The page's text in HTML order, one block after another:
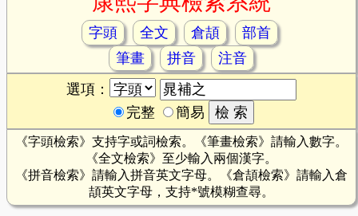
字頭 全文 倉頡
部首
筆畫
拼音
注音
選項：
完整
簡易
《字頭檢索》支持字或詞檢索。《筆畫檢索》請輸入數字。
《全文檢索》至少輸入兩個漢字。
《拼音檢索》請輸入拼音英文字母。《倉頡檢索》請輸入倉
頡英文字母，支持*號模糊查尋。